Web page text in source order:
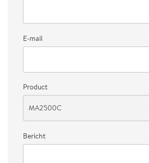
E-mail
Product
Bericht